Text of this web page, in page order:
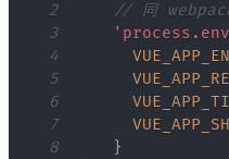
2
// 同
3
4
5
6
7
8
}